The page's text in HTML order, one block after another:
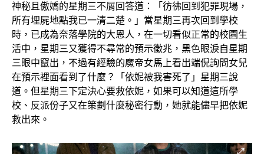
神秘且傲嬌的星期三不屑回答道：「彷彿回到犯罪現場，
所有埋屍地點我已一清二楚。」當星期三再次回到學校
時，已成為奈落學院的大恩人，在一切看似正常的校園生
活中，星期三又獲得不尋常的預示徵兆，黑色眼淚自星期
三眼中竄出，不過有經驗的魔帝女馬上看出端倪詢問女兒
在預示裡面看到了什麼？「依妮被我害死了」星期三說
道。但星期三下定決心要救依妮，如果可以知道這所學
校、反派份子又在策劃什麼秘密行動，她就能儘早把依妮
救出來。